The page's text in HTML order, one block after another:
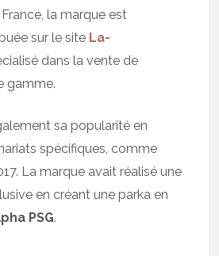
la marque est
sur le site La-
dans la vente de
gamme.
sa popularité en
spécifiques, comme
La marque avait réalisé une
en créant une parka en
PSG.